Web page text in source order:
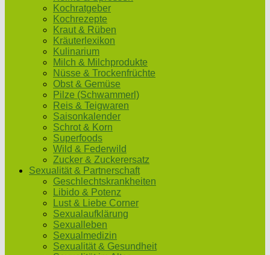
Kochratgeber
Kochrezepte
Kraut & Rüben
Kräuterlexikon
Kulinarium
Milch & Milchprodukte
Nüsse & Trockenfrüchte
Obst & Gemüse
Pilze (Schwammerl)
Reis & Teigwaren
Saisonkalender
Schrot & Korn
Superfoods
Wild & Federwild
Zucker & Zuckerersatz
Sexualität & Partnerschaft
Geschlechtskrankheiten
Libido & Potenz
Lust & Liebe Corner
Sexualaufklärung
Sexualleben
Sexualmedizin
Sexualität & Gesundheit